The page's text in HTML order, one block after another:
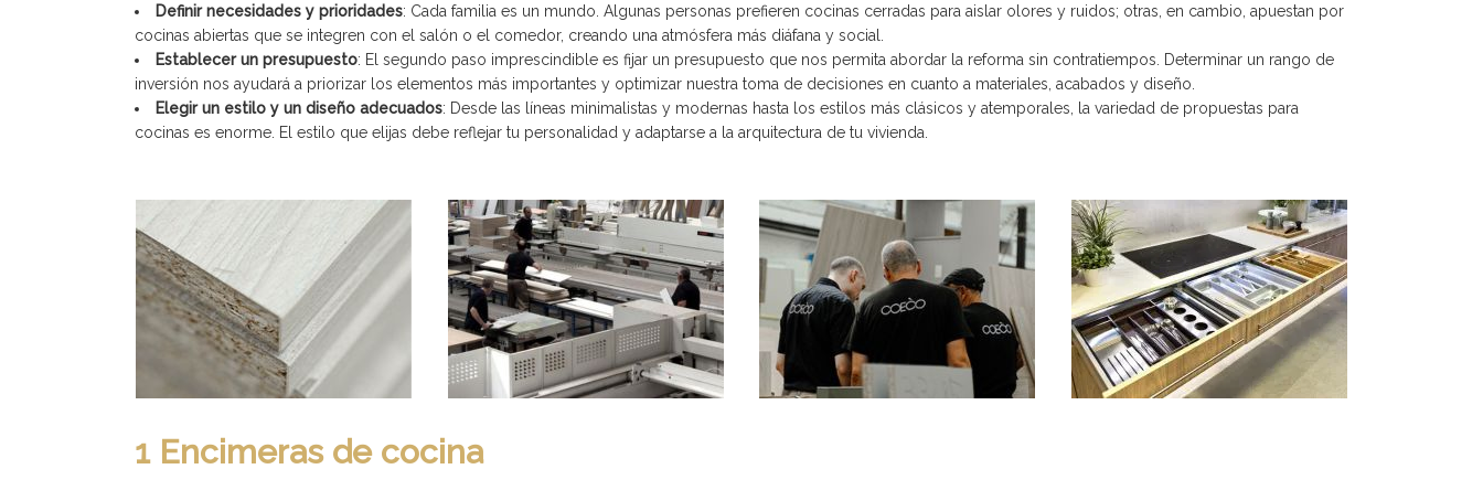
Definir necesidades y prioridades: Cada familia es un mundo. Algunas personas prefieren cocinas cerradas para aislar olores y ruidos; otras, en cambio, apuestan por
cocinas abiertas que se integren con el salón o el comedor, creando una atmósfera más diáfana y social.
Establecer un presupuesto: El segundo paso imprescindible es fijar un presupuesto que nos permita abordar la reforma sin contratiempos. Determinar un rango de
inversión nos ayudará a priorizar los elementos más importantes y optimizar nuestra toma de decisiones en cuanto a materiales, acabados y diseño.
Elegir un estilo y un diseño adecuados: Desde las líneas minimalistas y modernas hasta los estilos más clásicos y atemporales, la variedad de propuestas para
cocinas es enorme. El estilo que elijas debe reflejar tu personalidad y adaptarse a la arquitectura de tu vivienda.
1 Encimeras de cocina